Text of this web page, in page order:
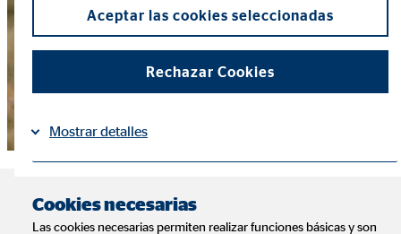
Los puntos más
Aceptar las cookies seleccionadas
Rechazar Cookies
Mostrar detalles
Cookies necesarias
Las cookies necesarias permiten realizar funciones básicas y son